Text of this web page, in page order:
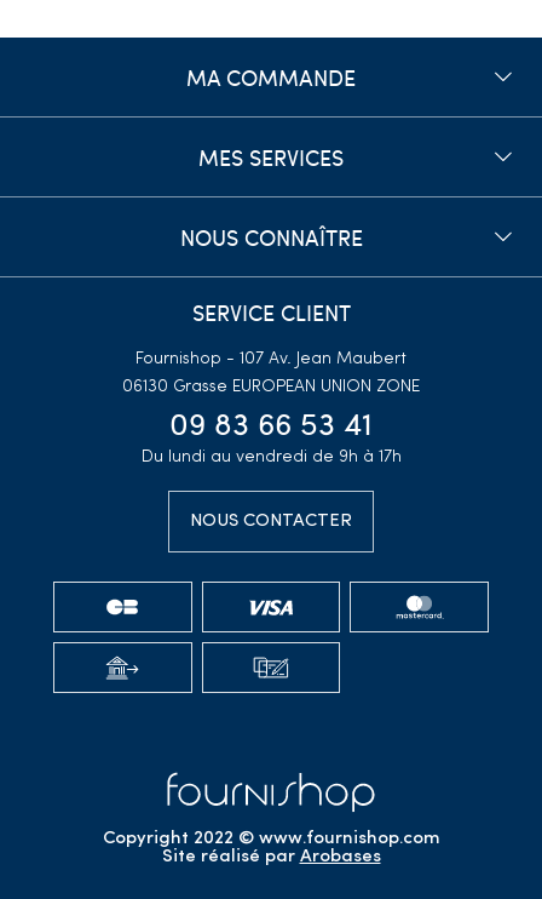
MA COMMANDE
MES SERVICES
NOUS CONNAÎTRE
SERVICE CLIENT
Fournishop - 107 Av. Jean Maubert
06130 Grasse EUROPEAN UNION ZONE
09 83 66 53 41
Du lundi au vendredi de 9h à 17h
NOUS CONTACTER
Copyright 2022 © www.fournishop.com
Site réalisé par Arobases